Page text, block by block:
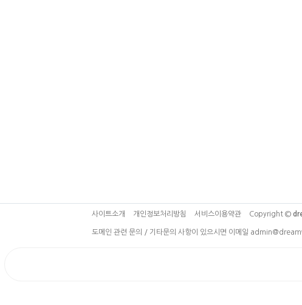
사이트소개 개인정보처리방침 서비스이용약관 Copyright ©
도메인 관련 문의 / 기타문의 사항이 있으시면 이메일